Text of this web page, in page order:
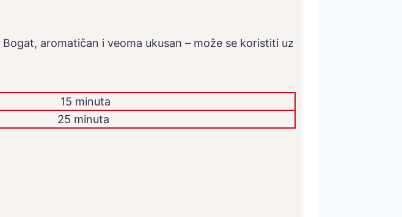
aromatičan i veoma ukusan – može se koristiti uz
15 minuta
25 minuta